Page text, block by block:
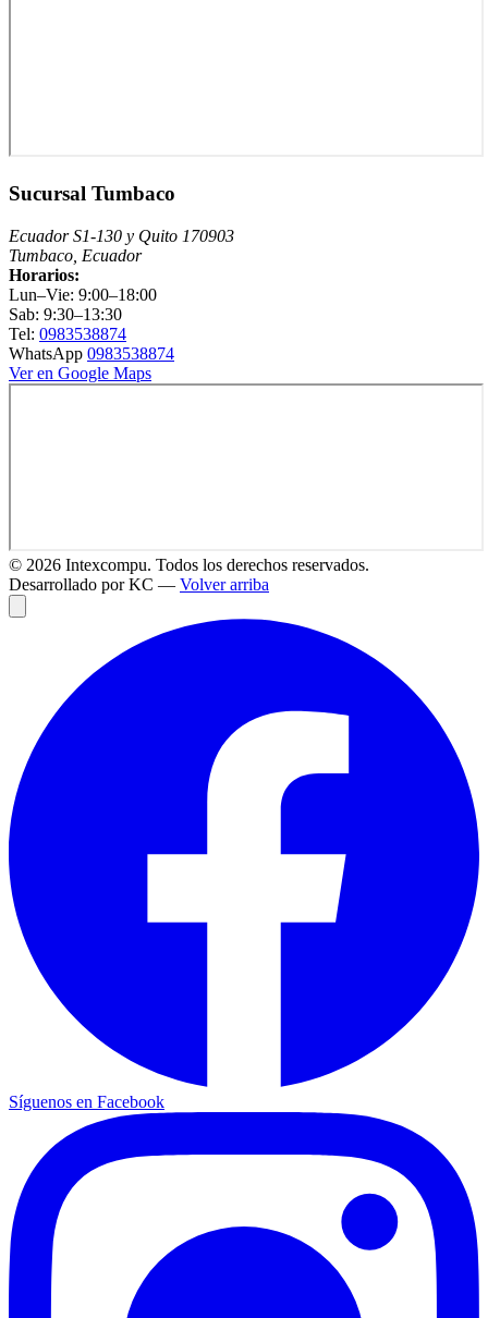
Sucursal Tumbaco
Ecuador S1-130 y Quito 170903
Tumbaco, Ecuador
Horarios:
Lun–Vie: 9:00–18:00
Sab: 9:30–13:30
Tel: 0983538874
WhatsApp 0983538874
Ver en Google Maps
© 2026 Intexcompu. Todos los derechos reservados.
Desarrollado por KC — Volver arriba
Síguenos en Facebook